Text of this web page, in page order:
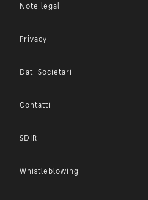
Note legali
Privacy
Dati Societari
Contatti
SDIR
Whistleblowing